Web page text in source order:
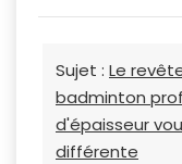
Sujet : Le
badminton
d'épaisseur
différente